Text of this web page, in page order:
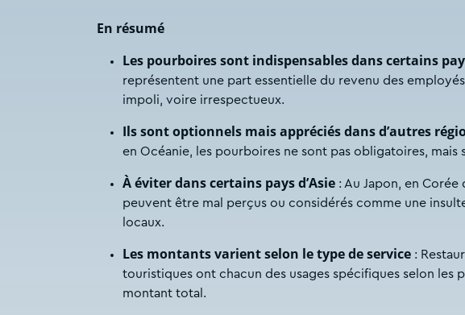
En résumé
Les pourboires sont indispensables dans certains
représentent une part essentielle du revenu des
impoli, voire irrespectueux.
Ils sont optionnels mais appréciés dans d’autres
en Océanie, les pourboires ne sont pas obligatoires, mais
À éviter dans certains pays d’Asie : Au Japon, en
peuvent être mal perçus ou considérés comme une
locaux.
Les montants varient selon le type de service :
touristiques ont chacun des usages spécifiques selon les
montant total.